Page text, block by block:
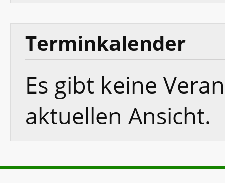
Terminkalender
Es gibt keine
aktuellen Ansicht.